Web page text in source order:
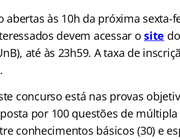
abertas às 10h da próxima sexta-
devem acessar osite
até às 23h59. A taxa de
concurso está nas provas
por 100 questões de
conhecimentos básicos (30) e